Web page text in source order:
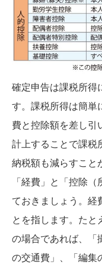
確定申告は課税所得
す。課税所得は簡単
費と控除額を差し引
計上することで課税
納税額も減らすこと
「経費」と「控除
ておきましょう。経
とを指します。たと
の場合であれば、「
の交通費」、「編集